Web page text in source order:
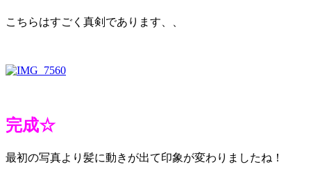
こちらはすごく真剣であります、、
完成☆
最初の写真より髪に動きが出て印象が変わりましたね！